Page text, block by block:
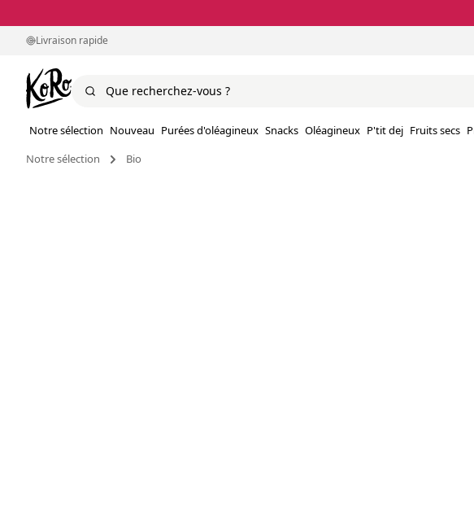
Livraison rapide
Notre sélection Nouveau Purées d'oléagineux Snacks Oléagineux P'tit dej Fruits secs
Notre sélection
Bio